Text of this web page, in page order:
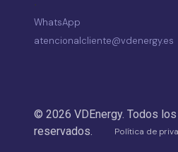
·
WhatsApp
atencionalcliente@vdenergy.es
© 2026 VDEnergy. Todos
reservados.
Política de